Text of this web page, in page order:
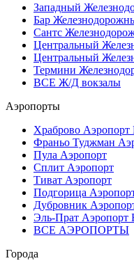
Западный
Бар
Сантс
Центральный
Центральный
Термини
ВСЕ Ж/Д вокзалы
Аэропорты
Храброво Аэропорт
Франьо Туджман
Пула Аэропорт
Сплит Аэропорт
Тиват Аэропорт
Подгорица
Дубровник
Эль-Прат Аэропорт
ВСЕ АЭРОПОРТЫ
Города